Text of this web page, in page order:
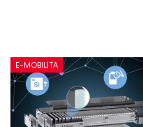
E-MOBILITA